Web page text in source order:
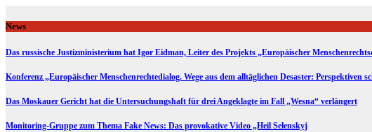
to
content
News
Das russische Justizministerium hat Igor Eidman, Leiter des Projekts „Europäischer
Konferenz „Europäischer Menschenrechtedialog. Wege aus dem alltäglichen Desaster: Perspektiven
Das Moskauer Gericht hat die Untersuchungshaft für drei Angeklagte im Fall „Wesna“ verlängert
Monitoring-Gruppe zum Thema Fake News: Das provokative Video „Heil Selenskyj